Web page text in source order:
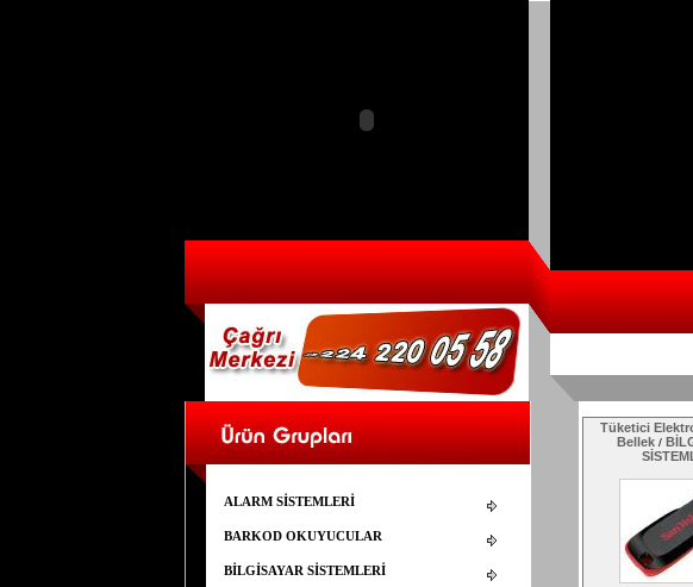
ALARM SİSTEMLERİ
BARKOD OKUYUCULAR
BİLGİSAYAR SİSTEMLERİ
Tüketici
Bellek/